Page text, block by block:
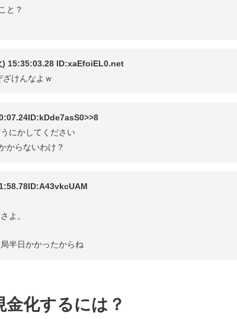
と？
) 15:35:03.28 ID:xaEfoiEL0.net
けんなよｗ
にかしてください
からないわけ？
よ。
半日かかったからね
化するには？